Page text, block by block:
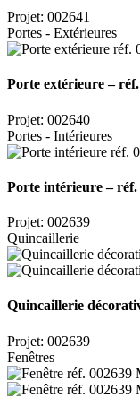
Projet: 002641
Portes - Extérieures
Porte extérieure –
Projet: 002640
Portes - Intérieures
Porte intérieure – réf.
Projet: 002639
Quincaillerie
Quincaillerie
Projet: 002639
Fenêtres